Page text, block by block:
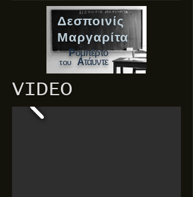
Δεσποινίς
Μαργαρίτα
Ρομπέρτο
του Ατάυντε
VIDEO